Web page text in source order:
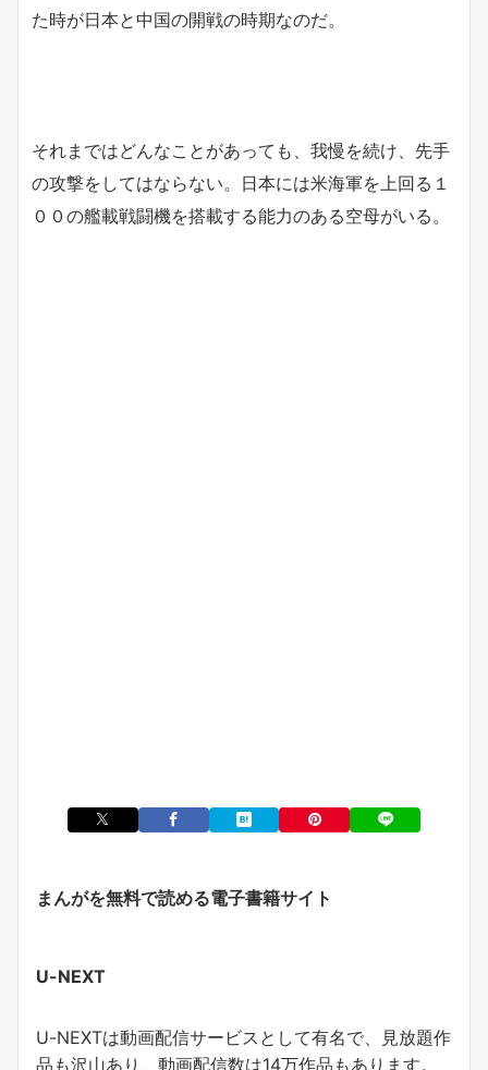
た時が日本と中国の開戦の時期なのだ。
それまではどんなことがあっても、我慢を続け、先手
の攻撃をしてはならない。日本には米海軍を上回る１
００の艦載戦闘機を搭載する能力のある空母がいる。
まんがを無料で読める電子書籍サイト
U-NEXT
U-NEXTは動画配信サービスとして有名で、見放題作
品も沢山あり、動画配信数は14万作品もあります。